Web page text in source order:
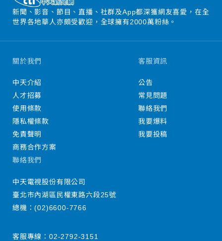
新聞、影音、節目、直播、社群及App都深獲網友喜愛，在全
世界各地華人亦頗受歡迎，全球擁有2000萬粉絲。
關於我們
中天介紹
人才招募
使用條款
隱私權條款
免責聲明
商務合作方案
客服資訊
公告
常見問題
聯絡我們
我要爆料
我要投稿
聯絡我們
中天電視股份有限公司
臺北市內湖區民權東路六段25號
總機：(02)6600-7766
客服專線： 02-2792-3151